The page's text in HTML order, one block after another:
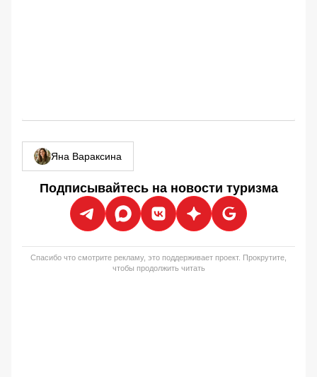
Яна Вараксина
Подписывайтесь на новости туризма
Спасибо что смотрите рекламу, это поддерживает проект. Прокрутите,
чтобы продолжить читать